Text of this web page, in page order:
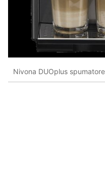
Nivona DUOplus spumatore